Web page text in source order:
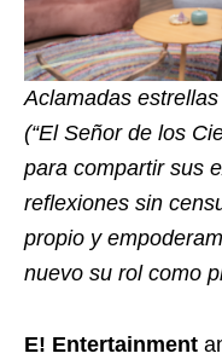
Aclamadas
(“El Señor de los
para compartir sus
reflexiones sin
propio y
nuevo su rol como
E! Entertainment